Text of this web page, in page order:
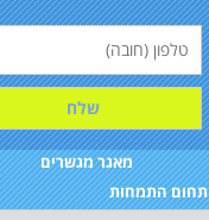
מאגר מגשרים
תחום התמחות